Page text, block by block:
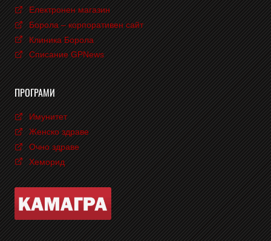
Електронен магазин
Борола – корпоративен сайт
Клиника Борола
Списание GPNews
ПРОГРАМИ
Имунитет
Женско здраве
Очно здраве
Хеморид